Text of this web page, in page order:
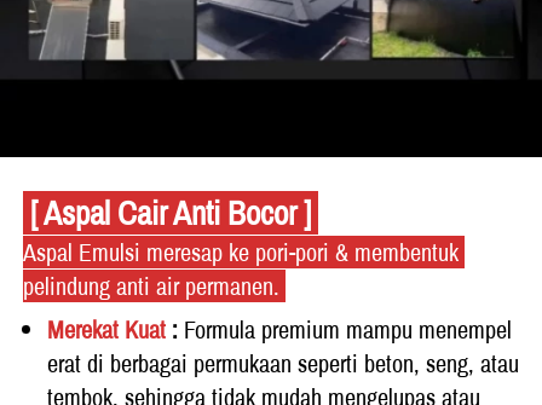
[ Aspal Cair Anti Bocor ]
Aspal Emulsi meresap ke pori-pori & membentuk
pelindung anti air permanen.
Merekat Kuat : Formula premium mampu menempel
erat di berbagai permukaan seperti beton, seng, atau
tembok, sehingga tidak mudah mengelupas atau